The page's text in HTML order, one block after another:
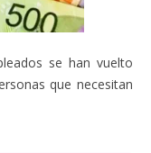
se han vuelto
que necesitan